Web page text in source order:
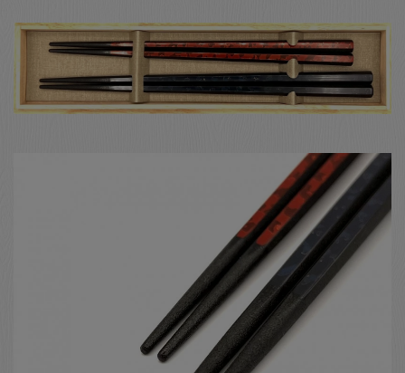
銀座夏野・箸長について
こども和食器 小夏について
ご利用ガイド